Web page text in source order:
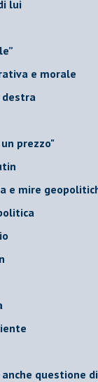
lui
e morale
destra
prezzo"
e mire
anche questione